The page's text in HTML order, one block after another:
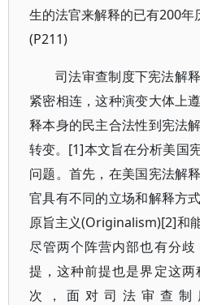
生的法官来解释的已有200年
(P211)
司法审查制度下宪法解
紧密相连，这种演变大体上
释本身的民主合法性到宪法
转变。[1]本文旨在分析美国
问题。首先，在美国宪法解
官具有不同的立场和解释方
原旨主义(Originalism)[2]和
尽管两个阵营内部也有分
提，这种前提也是界定这
次，面对司法审查